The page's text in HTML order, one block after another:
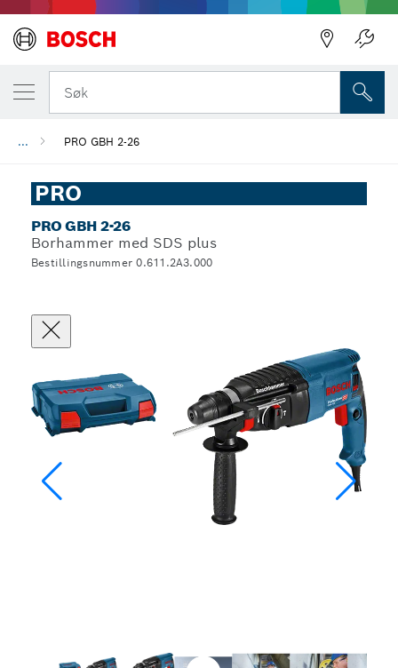
Søk
... PRO GBH 2-26
PRO
PRO GBH 2-26
Borhammer med SDS plus
Bestillingsnummer 0.611.2A3.000